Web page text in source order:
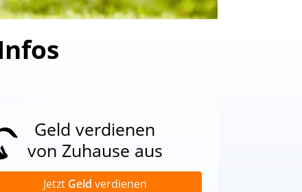
Geld verdienen
von Zuhause aus
Jetzt Geld verdienen